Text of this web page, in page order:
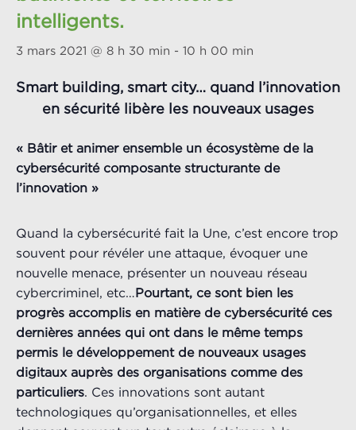
intelligents.
3 mars 2021 @ 8 h 30 min - 10 h 00 min
Smart building, smart city… quand l’innovation
en sécurité libère les nouveaux usages
« Bâtir et animer ensemble un écosystème de la
cybersécurité composante structurante de
l’innovation »
Quand la cybersécurité fait la Une, c’est encore trop
souvent pour révéler une attaque, évoquer une
nouvelle menace, présenter un nouveau réseau
cybercriminel, etc… Pourtant, ce sont bien les
progrès accomplis en matière de cybersécurité ces
dernières années qui ont dans le même temps
permis le développement de nouveaux usages
digitaux auprès des organisations comme des
particuliers . Ces innovations sont autant
technologiques qu’organisationnelles, et elles